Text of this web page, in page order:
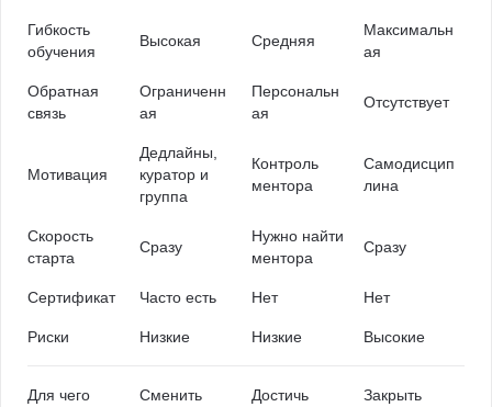
Гибкость
обучения
Высокая Средняя
Максимальн
ая
Обратная
связь
Ограниченн
ая
Персональн
ая
Отсутствует
Мотивация
Дедлайны,
куратор и
группа
Контроль
ментора
Самодисцип
лина
Скорость
старта
Сразу
Нужно найти
ментора
Сразу
Сертификат Часто есть Нет Нет
Риски Низкие Низкие Высокие
Для чего
Сменить
Достичь
Закрыть